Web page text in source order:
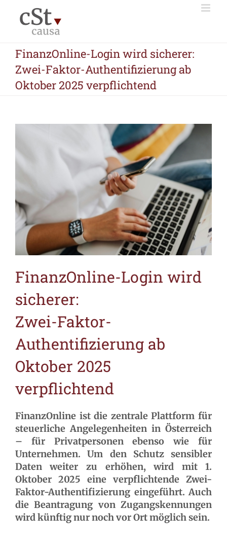
Inhalt
springen
FinanzOnline-Login wird sicherer:
Zwei-Faktor-Authentifizierung ab
Oktober 2025 verpflichtend
FinanzOnline-Login wird
sicherer:
Zwei-Faktor-
Authentifizierung ab
Oktober 2025
verpflichtend
FinanzOnline ist die zentrale Plattform für
steuerliche Angelegenheiten in Österreich
– für Privatpersonen ebenso wie für
Unternehmen. Um den Schutz sensibler
Daten weiter zu erhöhen, wird mit 1.
Oktober 2025 eine verpflichtende Zwei-
Faktor-Authentifizierung eingeführt. Auch
die Beantragung von Zugangskennungen
wird künftig nur noch vor Ort möglich sein.